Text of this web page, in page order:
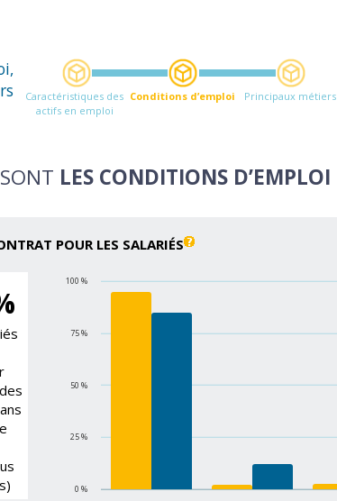
Caractéristiques des
actifs en emploi
Conditions d’emploi Principaux métiers
LES CONDITIONS D’EMPLOI
POUR LES SALARIÉS
0 %
25 %
50 %
75 %
100 %